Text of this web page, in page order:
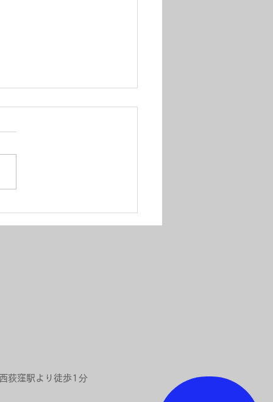
の悩みの一つ「集客、
拓」もメンバー同士で
荻窪駅より徒歩1分